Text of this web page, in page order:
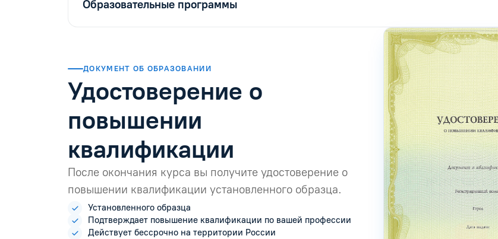
Образовательные программы
ДОКУМЕНТ ОБ ОБРАЗОВАНИИ
Удостоверение о
повышении
квалификации
После окончания курса вы получите удостоверение о
повышении квалификации установленного образца.
Установленного образца
Подтверждает повышение квалификации по вашей профессии
Действует бессрочно на территории России